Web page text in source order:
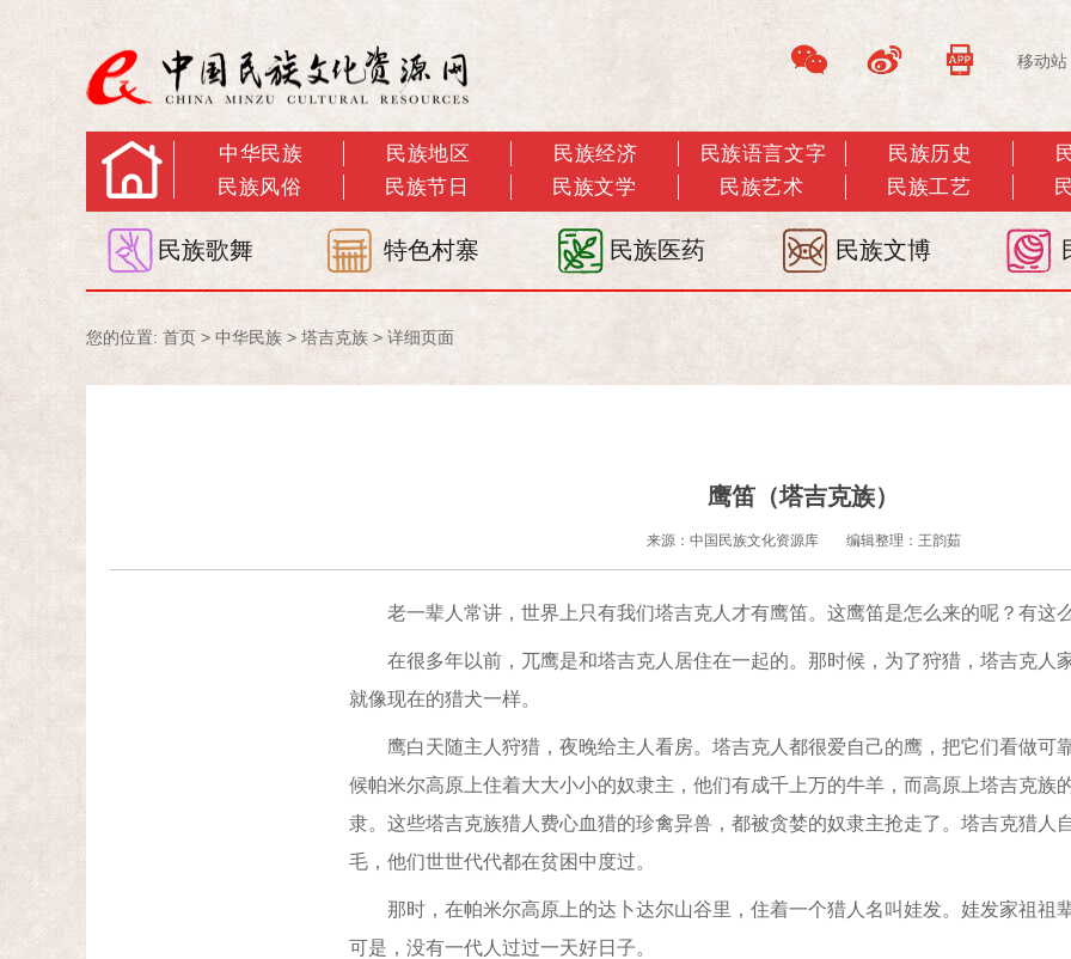
移动站
中华民族 民族地区 民族经济 民族语言文字 民族历史
民族风俗
民族节日 民族文学 民族艺术 民族工艺
民族歌舞 特色村寨 民族医药 民族文博
您的位置: 首页 > 中华民族 > 塔吉克族 > 详细页面
鹰笛（塔吉克族）
来源：中国民族文化资源库 编辑整理：王韵茹
老一辈人常讲，世界上只有我们塔吉克人才有鹰笛。这鹰笛是怎么来的呢？有这
在很多年以前，兀鹰是和塔吉克人居住在一起的。那时候，为了狩猎，塔吉克人
就像现在的猎犬一样。
鹰白天随主人狩猎，夜晚给主人看房。塔吉克人都很爱自己的鹰，把它们看做可
候帕米尔高原上住着大大小小的奴隶主，他们有成千上万的牛羊，而高原上塔吉克族
隶。这些塔吉克族猎人费心血猎的珍禽异兽，都被贪婪的奴隶主抢走了。塔吉克猎人
毛，他们世世代代都在贫困中度过。
那时，在帕米尔高原上的达卜达尔山谷里，住着一个猎人名叫娃发。娃发家祖祖
可是，没有一代人过过一天好日子。